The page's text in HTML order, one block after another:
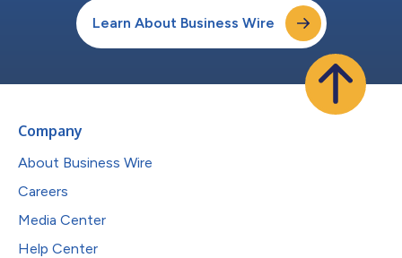
Learn About Business Wire
Company
About Business Wire
Careers
Media Center
Help Center